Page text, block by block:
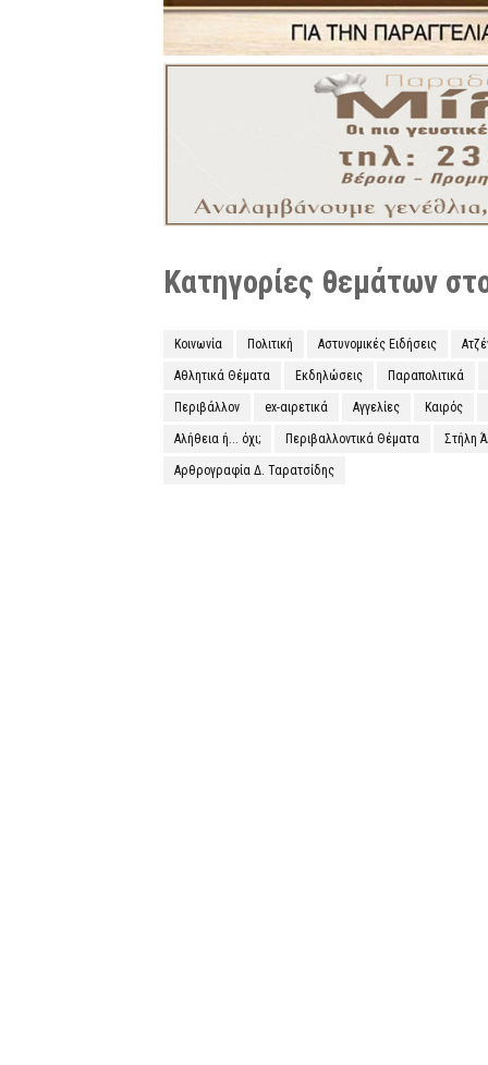
Κατηγορίες θεμάτων
Κοινωνία Πολιτική Αστυνομικές Ειδήσεις
Αθλητικά Θέματα Εκδηλώσεις Παραπολιτικά
Περιβάλλον ex-αιρετικά Αγγελίες Καιρός
Αλήθεια ή... όχι; Περιβαλλοντικά Θέματα Στήλη
Αρθρογραφία Δ. Ταρατσίδης